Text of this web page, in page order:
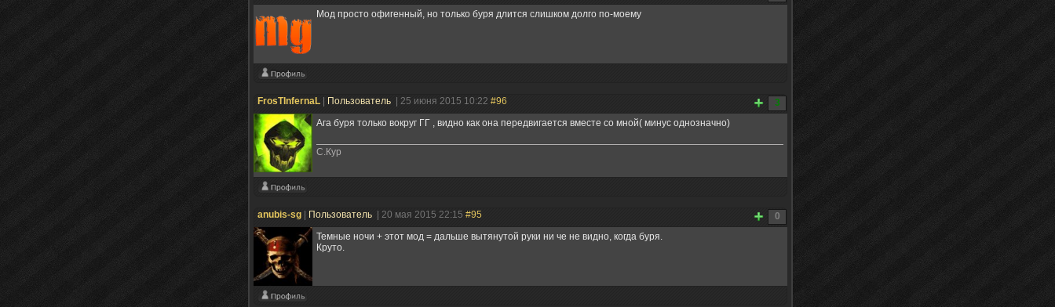
Мод просто офигенный, но только буря длится слишком долго по-моему
3
FrosTInfernaL Пользователь | 25 июня 2015 10:22 #96
Ага буря только вокруг ГГ , видно как она передвигается вместе со мной( минус однозначно)
С.Кур
0
anubis-sg Пользователь | 20 мая 2015 22:15 #95
Темные ночи + этот мод = дальше вытянутой руки ни че не видно, когда буря.
Круто.